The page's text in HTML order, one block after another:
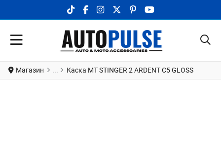
TIKTOK SOCIAL LINK
FACEBOOK SOCIAL LINK
INSTAGRAM SOCIAL LINK
X.COM SOCIAL LINK
PINTEREST SOCIAL LINK
YOUTUBE SOCIAL
Магазин Каска MT STINGER 2 ARDENT C5 GLOSS